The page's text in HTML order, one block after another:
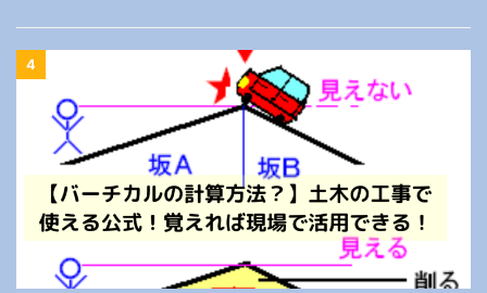
4